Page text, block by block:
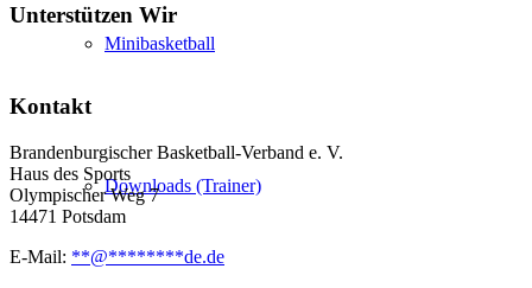
Minibasketball
Downloads (Trainer)
Unterstützen Wir
Kontakt
Brandenburgischer Basketball-Verband e. V.
Haus des Sports
Olympischer Weg 7
14471 Potsdam
E-Mail: **@********de.de